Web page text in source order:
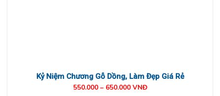
Kỷ Niệm Chương Gỗ Dồng, Làm Đẹp Giá Rẻ
550.000 – 650.000 VNĐ